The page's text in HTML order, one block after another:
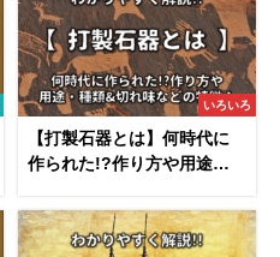
いろいろ
【打製石器とは】何時代に
作られた!?作り方や用途・